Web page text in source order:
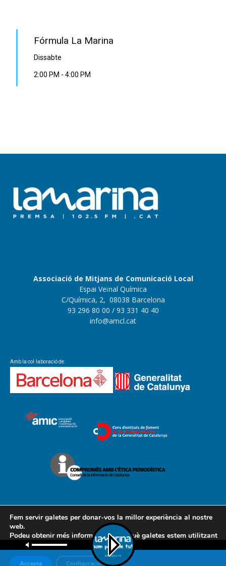
Fórmula La Marina
Dissabte
2:00 PM - 4:00 PM
Associació de Mitjans de Comunicació Local
Espai Veïnal Química
C/Química, 2, 08038 Barcelona
93 296 80 00 / 93 331 40 40
info@amcl.cat
Amb la col·laboració de:
Contacte Avís legal Política de cookies
Política de privacitat
AMCL
Fem servir galetes per donar-vos la millor experiència al nostre
web.
Podeu obtenir més informació sobre què galetes estem utilitzant
o desactivar-les a la
configuració.
Accepta Configuració